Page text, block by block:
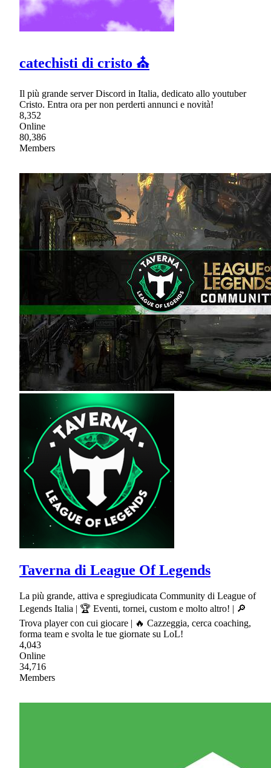
catechisti di cristo ⛪
Il più grande server Discord in Italia, dedicato allo youtuber
Cristo. Entra ora per non perderti annunci e novità!
8,352
Online
80,386
Members
Taverna di League Of Legends
La più grande, attiva e spregiudicata Community di League of
Legends Italia | 🏆 Eventi, tornei, custom e molto altro! | 🔎
Trova player con cui giocare | 🔥 Cazzeggia, cerca coaching,
forma team e svolta le tue giornate su LoL!
4,043
Online
34,716
Members